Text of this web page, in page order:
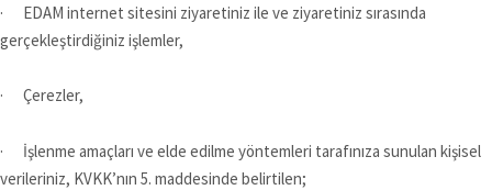
· EDAM internet sitesini ziyaretiniz ile ve ziyaretiniz sırasında
gerçekleştirdiğiniz işlemler,
· Çerezler,
· İşlenme amaçları ve elde edilme yöntemleri tarafınıza sunulan kişisel
verileriniz, KVKK’nın 5. maddesinde belirtilen;